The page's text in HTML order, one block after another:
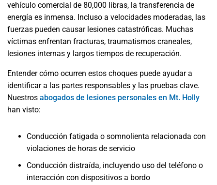
vehículo comercial de 80,000 libras, la transferencia de
energía es inmensa. Incluso a velocidades moderadas, las
fuerzas pueden causar lesiones catastróficas. Muchas
víctimas enfrentan fracturas, traumatismos craneales,
lesiones internas y largos tiempos de recuperación.
Entender cómo ocurren estos choques puede ayudar a
identificar a las partes responsables y las pruebas clave.
Nuestros abogados de lesiones personales en Mt. Holly
han visto:
Conducción fatigada o somnolienta relacionada con
violaciones de horas de servicio
Conducción distraída, incluyendo uso del teléfono o
interacción con dispositivos a bordo